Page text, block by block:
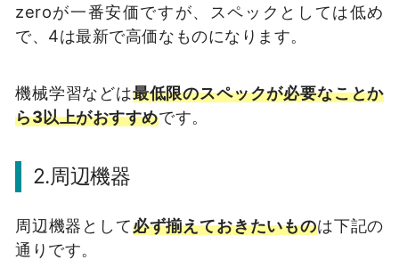
zeroが一番安価ですが、スペックとしては低め
で、4は最新で高価なものになります。
機械学習などは最低限のスペックが必要なことか
ら3以上がおすすめです。
2.周辺機器
周辺機器として必ず揃えておきたいものは下記の
通りです。